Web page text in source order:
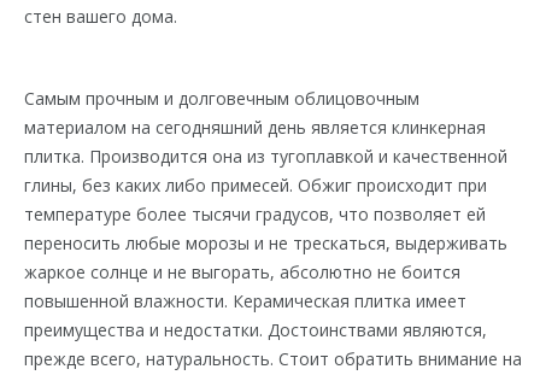
стен вашего дома.
Самым прочным и долговечным облицовочным
материалом на сегодняшний день является клинкерная
плитка. Производится она из тугоплавкой и качественной
глины, без каких либо примесей. Обжиг происходит при
температуре более тысячи градусов, что позволяет ей
переносить любые морозы и не трескаться, выдерживать
жаркое солнце и не выгорать, абсолютно не боится
повышенной влажности. Керамическая плитка имеет
преимущества и недостатки. Достоинствами являются,
прежде всего, натуральность. Стоит обратить внимание на